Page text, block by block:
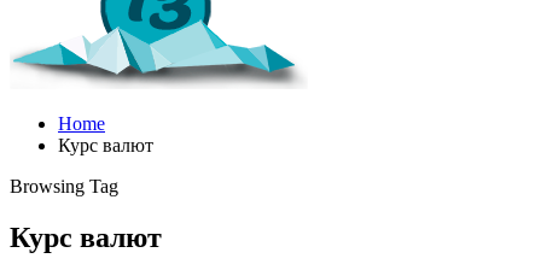
Home
Курс валют
Browsing Tag
Курс валют